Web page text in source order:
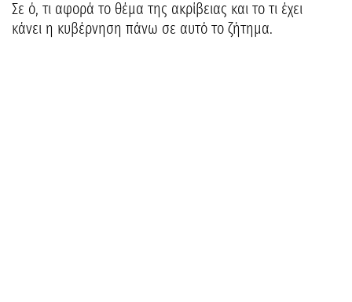
Σε ό, τι αφορά το θέμα της ακρίβειας και το τι έχει
κάνει η κυβέρνηση πάνω σε αυτό το ζήτημα.